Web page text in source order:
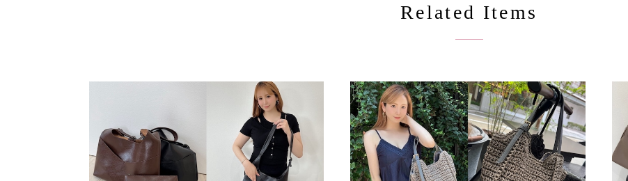
Related Items